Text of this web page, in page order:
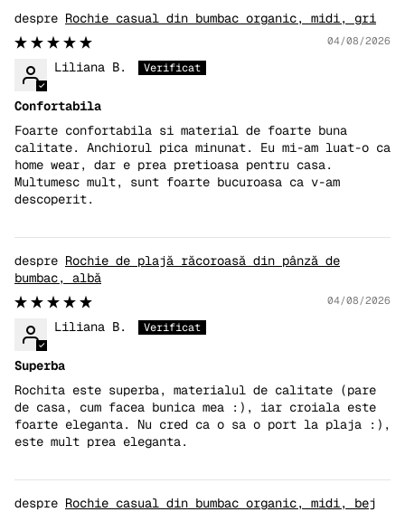
Rochie casual din bumbac organic, midi, gri
04/08/2026
Liliana B.
Confortabila
Foarte confortabila si material de foarte buna
calitate. Anchiorul pica minunat. Eu mi-am luat-o ca
home wear, dar e prea pretioasa pentru casa.
Multumesc mult, sunt foarte bucuroasa ca v-am
descoperit.
Rochie de plajă răcoroasă din pânză de
bumbac, albă
04/08/2026
Liliana B.
Superba
Rochita este superba, materialul de calitate (pare
de casa, cum facea bunica mea :), iar croiala este
foarte eleganta. Nu cred ca o sa o port la plaja :),
este mult prea eleganta.
Rochie casual din bumbac organic, midi, bej